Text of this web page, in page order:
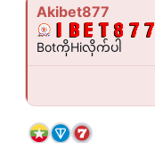
Akibet877
BotကိုHiလိုက်ပါ